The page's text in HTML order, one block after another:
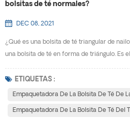
bolsitas de té normales?
DEC 08, 2021
¿Qué es una bolsita de té triangular de
una bolsita de té en forma de triángulo. Es
triangular? Obviamente, según las
consumidores les gusta el té en bolsitas
ETIQUETAS :
Empaquetadora De La Bolsita De Té De
Empaquetadora De La Bolsita De Té Del